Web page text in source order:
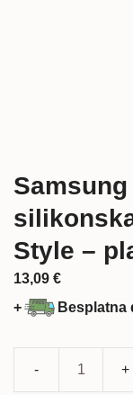
Style –
13,09 €
+
Besplatna